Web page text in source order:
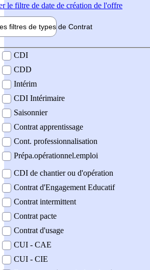
le filtre de date de création de l'offre
filtres de types de Contrat
contrat
CDI
CDD
Intérim
CDI Intérimaire
Saisonnier
Contrat apprentissage
Cont. professionnalisation
Prépa.opérationnel.emploi
CDI de chantier ou d'opération
Contrat d'Engagement Educatif
Contrat intermittent
Contrat pacte
Contrat d'usage
CUI - CAE
CUI - CIE